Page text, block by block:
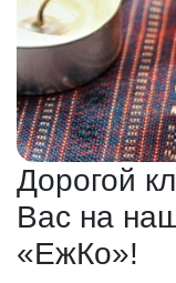
Дорогой
Вас на
«ЕжКо»!